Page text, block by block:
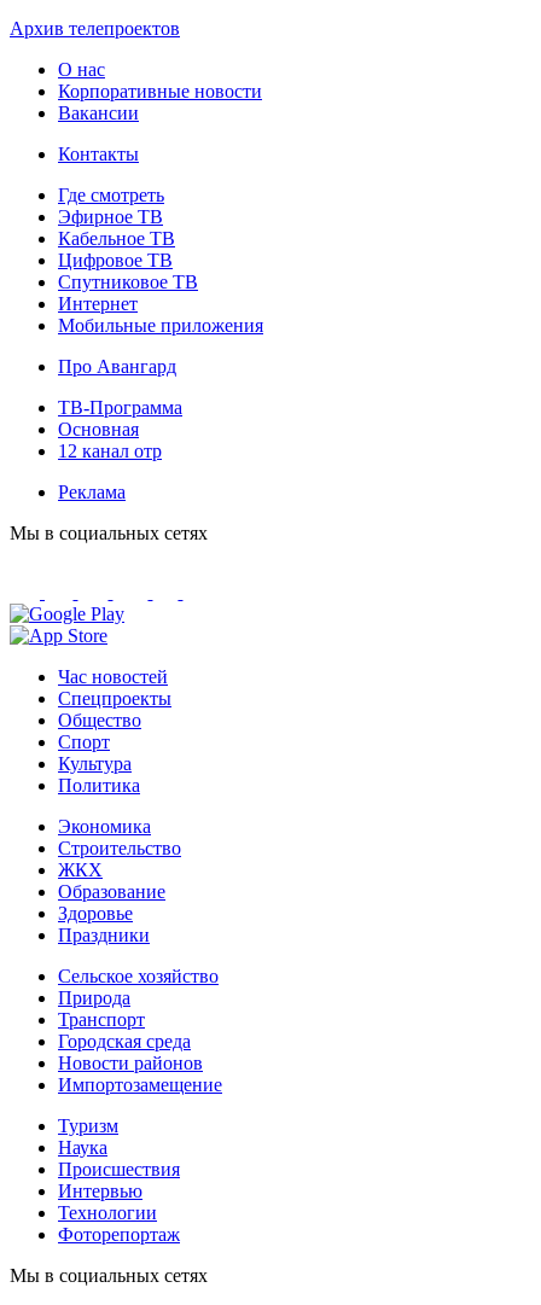
Архив телепроектов
О нас
Корпоративные новости
Вакансии
Контакты
Где смотреть
Эфирное ТВ
Кабельное ТВ
Цифровое ТВ
Спутниковое ТВ
Интернет
Мобильные приложения
Про Авангард
ТВ-Программа
Основная
12 канал отр
Реклама
Мы в социальных сетях
Час новостей
Спецпроекты
Общество
Спорт
Культура
Политика
Экономика
Строительство
ЖКХ
Образование
Здоровье
Праздники
Сельское хозяйство
Природа
Транспорт
Городская среда
Новости районов
Импортозамещение
Туризм
Наука
Происшествия
Интервью
Технологии
Фоторепортаж
Мы в социальных сетях